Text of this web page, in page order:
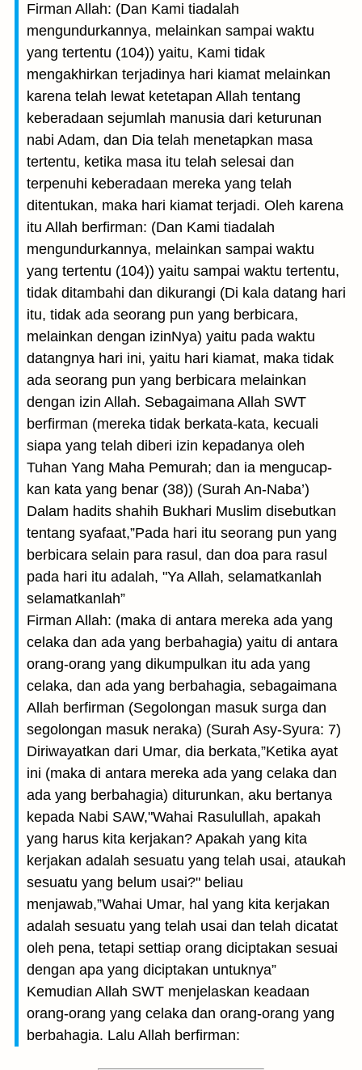
Firman Allah: (Dan Kami tiadalah
mengundurkannya, melainkan sampai waktu
yang tertentu (104)) yaitu, Kami tidak
mengakhirkan terjadinya hari kiamat melainkan
karena telah lewat ketetapan Allah tentang
keberadaan sejumlah manusia dari keturunan
nabi Adam, dan Dia telah menetapkan masa
tertentu, ketika masa itu telah selesai dan
terpenuhi keberadaan mereka yang telah
ditentukan, maka hari kiamat terjadi. Oleh karena
itu Allah berfirman: (Dan Kami tiadalah
mengundurkannya, melainkan sampai waktu
yang tertentu (104)) yaitu sampai waktu tertentu,
tidak ditambahi dan dikurangi (Di kala datang hari
itu, tidak ada seorang pun yang berbicara,
melainkan dengan izinNya) yaitu pada waktu
datangnya hari ini, yaitu hari kiamat, maka tidak
ada seorang pun yang berbicara melainkan
dengan izin Allah. Sebagaimana Allah SWT
berfirman (mereka tidak berkata-kata, kecuali
siapa yang telah diberi izin kepadanya oleh
Tuhan Yang Maha Pemurah; dan ia mengucap­
kan kata yang benar (38)) (Surah An-Naba’)
Dalam hadits shahih Bukhari Muslim disebutkan
tentang syafaat,”Pada hari itu seorang pun yang
berbicara selain para rasul, dan doa para rasul
pada hari itu adalah, "Ya Allah, selamat­kanlah
selamatkanlah”
Firman Allah: (maka di antara mereka ada yang
celaka dan ada yang berbahagia) yaitu di antara
orang-orang yang dikumpulkan itu ada yang
celaka, dan ada yang berbahagia, sebagaimana
Allah berfirman (Segolongan masuk surga dan
segolongan masuk neraka) (Surah Asy-Syura: 7)
Diriwayatkan dari Umar, dia berkata,”Ketika ayat
ini (maka di antara mereka ada yang celaka dan
ada yang berbahagia) diturunkan, aku bertanya
kepada Nabi SAW,"Wahai Rasulullah, apakah
yang harus kita kerjakan? Apakah yang kita
kerjakan adalah sesuatu yang telah usai, ataukah
sesuatu yang belum usai?" beliau
menjawab,”Wahai Umar, hal yang kita kerjakan
adalah sesuatu yang telah usai dan telah dicatat
oleh pena, tetapi settiap orang diciptakan sesuai
dengan apa yang diciptakan untuknya”
Kemudian Allah SWT menjelaskan keadaan
orang-orang yang celaka dan orang-orang yang
berbahagia. Lalu Allah berfirman: